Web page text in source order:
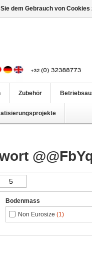
Zubehör
Bodenmass
Non Eurosize (1)
dem Gebrauch von